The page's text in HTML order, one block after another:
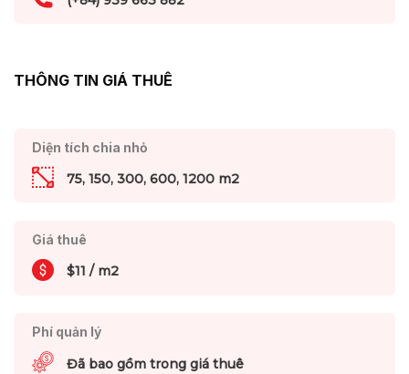
THÔNG TIN GIÁ THUÊ
Diện tích chia nhỏ
75, 150, 300, 600, 1200 m2
Giá thuê
$11 / m2
Phí quản lý
Đã bao gồm trong giá thuê